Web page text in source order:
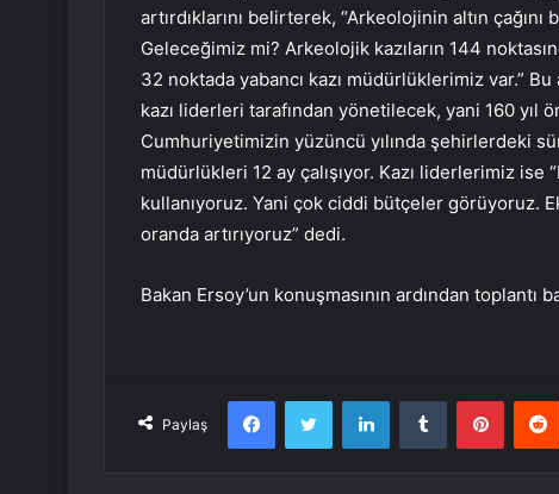
artırdıklarını belirterek, “Arkeolojinin altın
Geleceğimiz mi? Arkeolojik kazıların 144
32 noktada yabancı kazı müdürlüklerimiz var.”
kazı liderleri tarafından yönetilecek, yani 160 yıl
Cumhuriyetimizin yüzüncü yılında şehirlerdeki
müdürlükleri 12 ay çalışıyor. Kazı liderlerimiz ise
kullanıyoruz. Yani çok ciddi bütçeler görüyoruz.
oranda artırıyoruz” dedi.
Bakan Ersoy’un konuşmasının ardından toplantı
Paylaş
FacebookTwitter LinkedInTumblr